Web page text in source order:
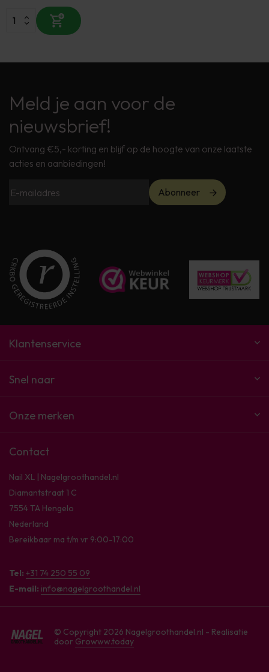
Meld je aan voor de
nieuwsbrief!
Ontvang €5,- korting en blijf op de hoogte van onze laatste
acties en aanbiedingen!
Abonneer
Klantenservice
Snel naar
Onze merken
Contact
Nail XL | Nagelgroothandel.nl
Diamantstraat 1 C
7554 TA Hengelo
Nederland
Bereikbaar ma t/m vr 9:00-17:00
Tel: +31 74 250 55 09
E-mail: info@nagelgroothandel.nl
© Copyright 2026 Nagelgroothandel.nl - Realisatie
door Growww.today